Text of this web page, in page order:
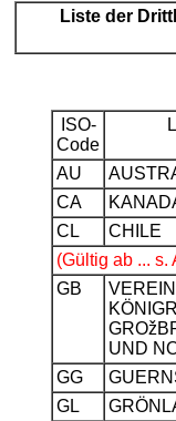
Liste der
ISO-
Code
AU
CA
CL
CHILE
(Gültig ab ... s.
GB
UND
GG
GL